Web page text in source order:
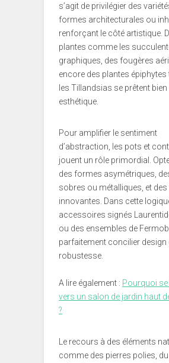
s’agit de privilégier des
formes architecturales ou
renforçant le côté artistique.
plantes comme les
graphiques, des fougères
encore des plantes épiphytes
les Tillandsias se prêtent bien
esthétique.
Pour amplifier le sentiment
d’abstraction, les pots et
jouent un rôle primordial.
des formes asymétriques,
sobres ou métalliques, et des
innovantes. Dans cette
accessoires signés
ou des ensembles de
parfaitement concilier design
robustesse.
A lire également : Pourquoi
vers un salon de jardin haut
?
Le recours à des éléments
comme des pierres polies,